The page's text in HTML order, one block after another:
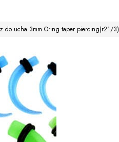
do ucha 3mm Oring taper piercing(r21/3)